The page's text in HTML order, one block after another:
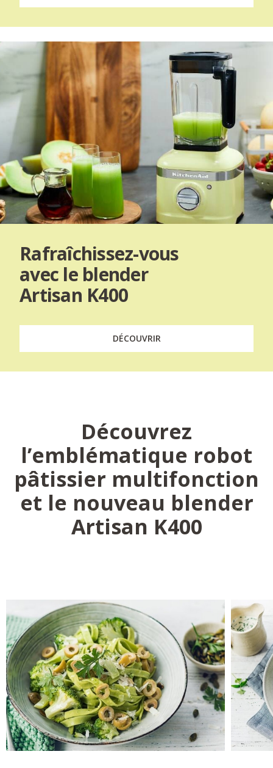
Rafraîchissez-vous
avec le blender
Artisan K400
DÉCOUVRIR
Découvrez
l’emblématique robot
pâtissier multifonction
et le nouveau blender
Artisan K400